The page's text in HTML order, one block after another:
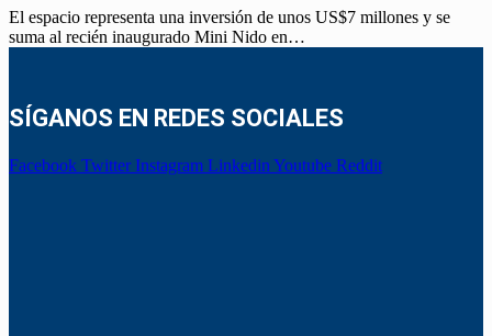
El espacio representa una inversión de unos US$7 millones y se
suma al recién inaugurado Mini Nido en…
SÍGANOS EN REDES SOCIALES
Facebook Twitter Instagram Linkedin Youtube Reddit